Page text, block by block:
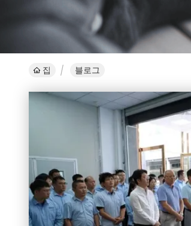
집 블로그